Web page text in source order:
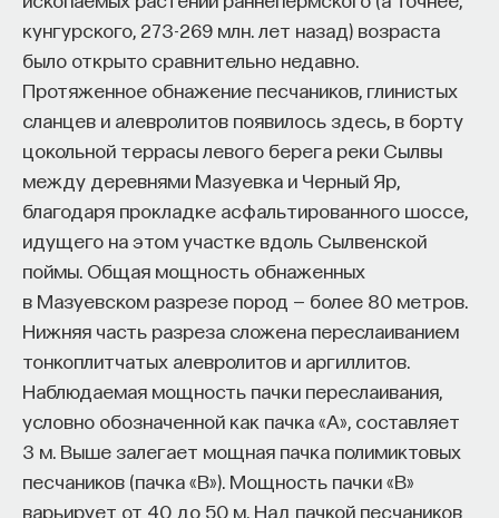
кунгурского, 273-269 млн. лет назад) возраста
было открыто сравнительно недавно.
Протяженное обнажение песчаников, глинистых
сланцев и алевролитов появилось здесь, в борту
цокольной террасы левого берега реки Сылвы
между деревнями Мазуевка и Черный Яр,
благодаря прокладке асфальтированного шоссе,
идущего на этом участке вдоль Сылвенской
поймы. Общая мощность обнаженных
в Мазуевском разрезе пород — более 80 метров.
Нижняя часть разреза сложена переслаиванием
тонкоплитчатых алевролитов и аргиллитов.
Наблюдаемая мощность пачки переслаивания,
условно обозначенной как пачка «А», составляет
3 м. Выше залегает мощная пачка полимиктовых
песчаников (пачка «В»). Мощность пачки «В»
варьирует от 40 до 50 м. Над пачкой песчаников